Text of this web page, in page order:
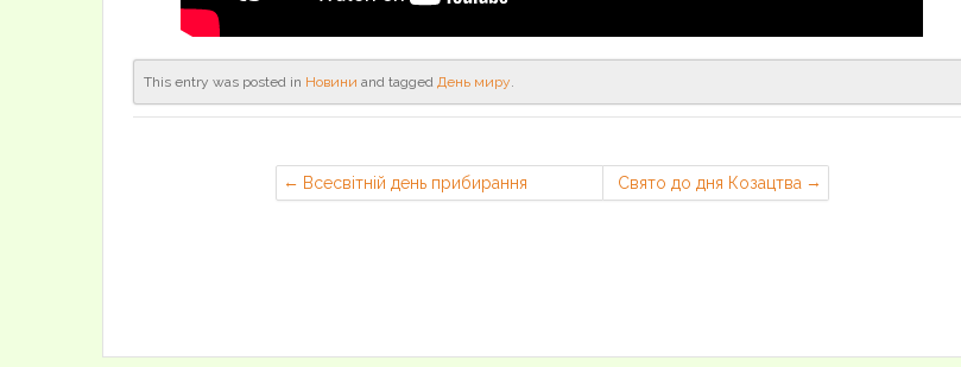
This entry was posted in Новини and tagged День миру.
Всесвітній день прибирання
«World Cleanup Day»
Свято до дня Козацтва